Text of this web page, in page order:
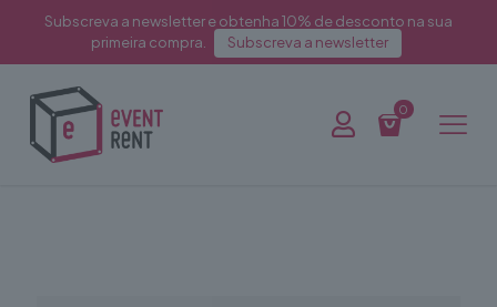
Subscreva a newsletter e obtenha 10% de desconto na sua
primeira compra.
Subscreva a newsletter
0